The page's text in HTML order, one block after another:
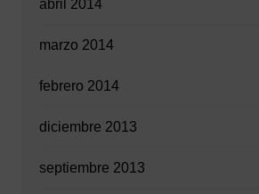
abril 2014
marzo 2014
febrero 2014
diciembre 2013
septiembre 2013